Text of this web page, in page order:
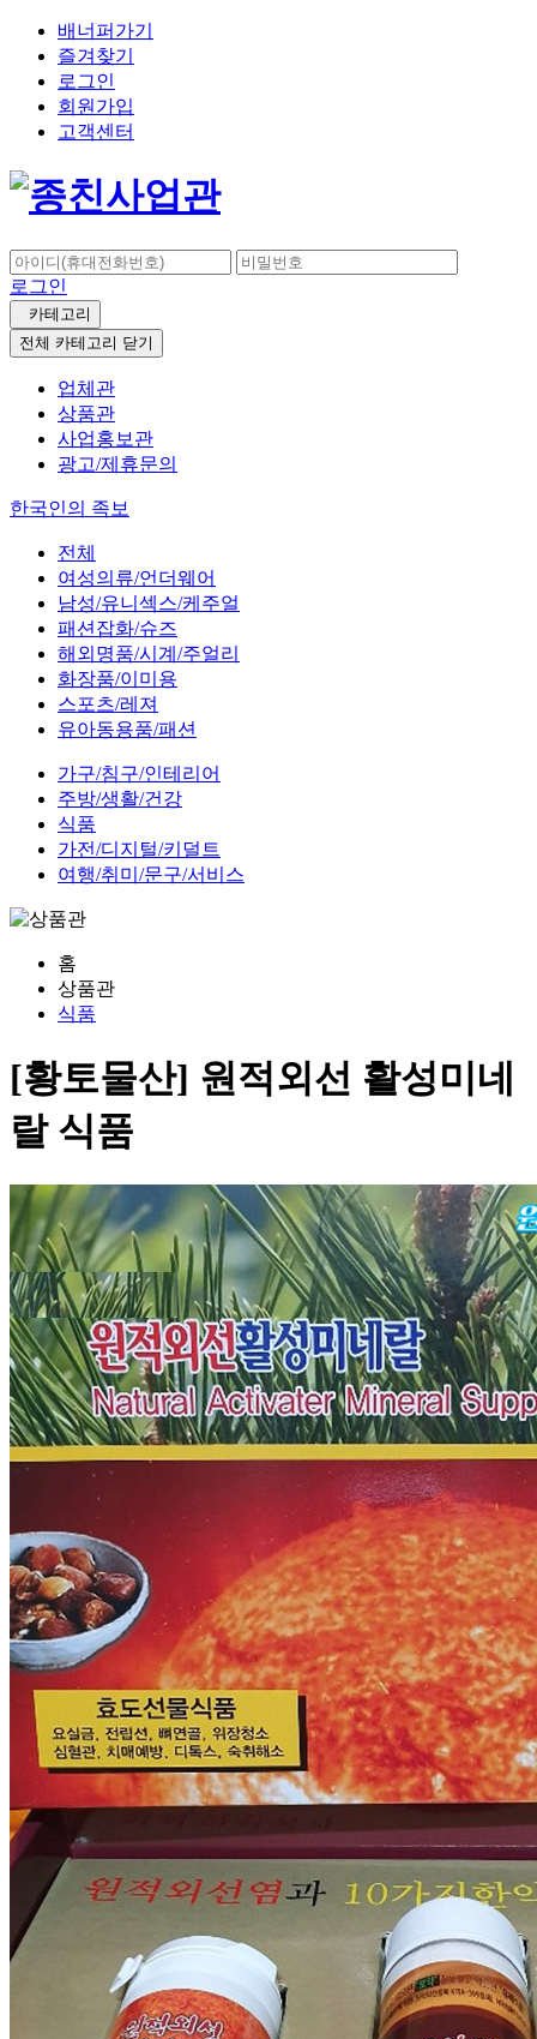
배너퍼가기
즐겨찾기
로그인
회원가입
고객센터
로그인
카테고리
전체 카테고리 닫기
업체관
상품관
사업홍보관
광고/제휴문의
한국인의 족보
전체
여성의류/언더웨어
남성/유니섹스/케주얼
패션잡화/슈즈
해외명품/시계/주얼리
화장품/이미용
스포츠/레져
유아동용품/패션
가구/침구/인테리어
주방/생활/건강
식품
가전/디지털/키덜트
여행/취미/문구/서비스
홈
상품관
식품
[황토물산] 원적외선 활성미네
랄 식품